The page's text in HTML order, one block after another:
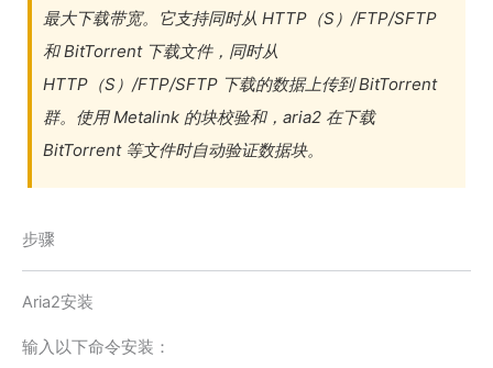
最大下载带宽。它支持同时从 HTTP（S）/FTP/SFTP
和 BitTorrent 下载文件，同时从
HTTP（S）/FTP/SFTP 下载的数据上传到 BitTorrent
群。使用 Metalink 的块校验和，aria2 在下载
BitTorrent 等文件时自动验证数据块。
步骤
Aria2安装
输入以下命令安装：